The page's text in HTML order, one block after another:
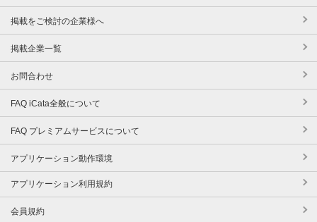
掲載をご検討の企業様へ
掲載企業一覧
お問合わせ
FAQ iCata全般について
FAQ プレミアムサービスについて
アプリケーション動作環境
アプリケーション利用規約
会員規約